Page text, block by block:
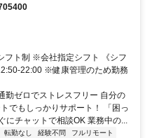
フト制 ※会社指定シフト 《シフ
22:00 ※健康管理のため勤務
勤ゼロでストレスフリー 自分の
でもしっかりサポート！ 「困っ
にチャットで相談OK 業務中の...
転勤なし 経験不問
フルリモート